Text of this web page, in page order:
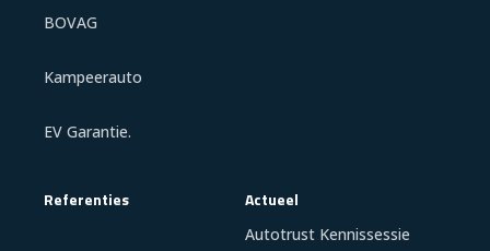
BOVAG
Kampeerauto
EV Garantie.
Referenties Actueel
Autotrust Kennissessie